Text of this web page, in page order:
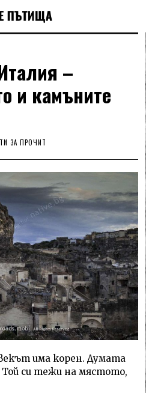
–
и камъните
ЗА ПРОЧИТ
има корен. Думата
си тежи на мястото,